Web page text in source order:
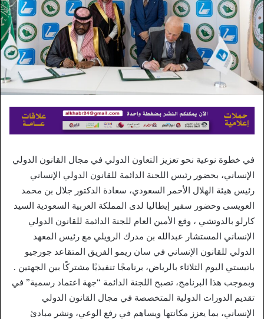
في خطوة نوعية نحو تعزيز التعاون الدولي في مجال القانون الدولي
الإنساني، بحضور رئيس اللجنة الدائمة للقانون الدولي الإنساني
رئيس هيئة الهلال الأحمر السعودي، سعادة الدكتور جلال بن محمد
العويسى وحضور سفير إيطاليا لدى المملكة العربية السعودية السيد
كارلو بالدوتشي ، وقع الأمين العام للجنة الدائمة للقانون الدولي
الإنساني المستشار عبدالله بن مدرك الرويلي مع رئيس المعهد
الدولي للقانون الإنساني في سان ريمو الفريق المتقاعد جورجيو
باتيستي اليوم الثلاثاء بالرياض، برنامجًا تنفيذيًا مشتركًا بين الجهتين .
وبموجب هذا البرنامج، تصبح اللجنة الدائمة “جهة اعتماد رسمية” في
تقديم الدورات الدولية المتخصصة في مجال القانون الدولي
الإنساني، بما يعزز مكانتها ويساهم في رفع الوعي، ونشر مبادئ